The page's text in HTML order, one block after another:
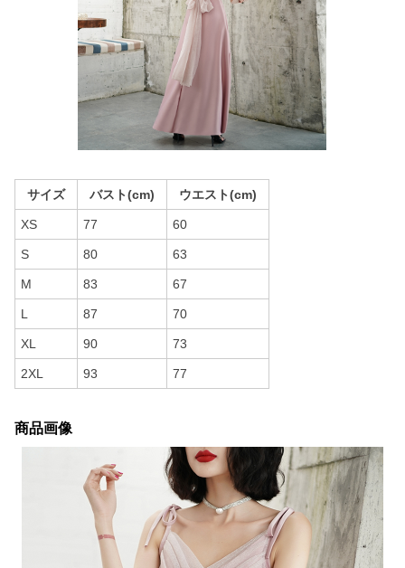
サイズ バスト(cm) ウエスト(cm)
XS 77 60
S 80 63
M 83 67
L 87 70
XL 90 73
2XL 93 77
商品画像